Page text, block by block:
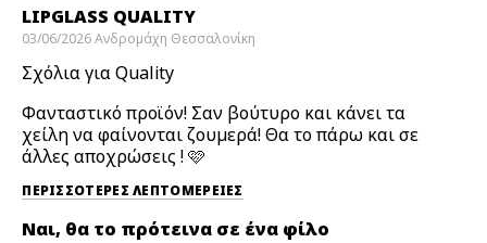
LIPGLASS QUALITY
03/06/2026Ανδρομάχη Θεσσαλονίκη
Σχόλια για Quality
Φανταστικό προϊόν! Σαν βούτυρο και κάνει τα
χείλη να φαίνονται ζουμερά! Θα το πάρω και σε
άλλες αποχρώσεις ! 🩷
ΠΕΡΙΣΣΌΤΕΡΕΣ ΛΕΠΤΟΜΈΡΕΙΕΣ
Ναι, θα το πρότεινα σε ένα φίλο